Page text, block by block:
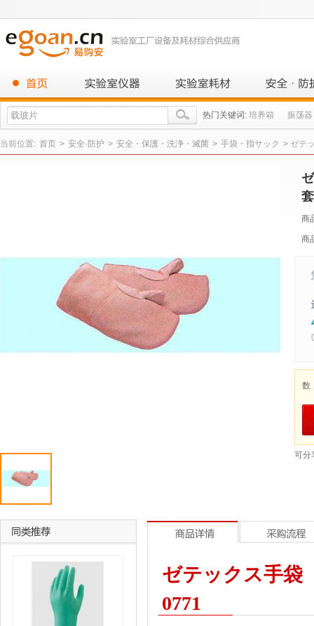
热门关键词: 培养箱 振荡器
当前位置: 首页 > 安全·防护 > 安全・保護・洗浄・滅菌 > 手袋・指サック > ゼテ
商
商
数
可分
ゼテックス手袋
0771